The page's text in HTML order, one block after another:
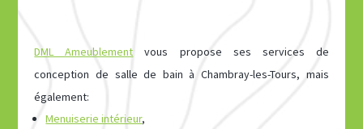
DML Ameublement vous propose ses services de
conception de salle de bain à Chambray-les-Tours, mais
également:
Menuiserie intérieur,